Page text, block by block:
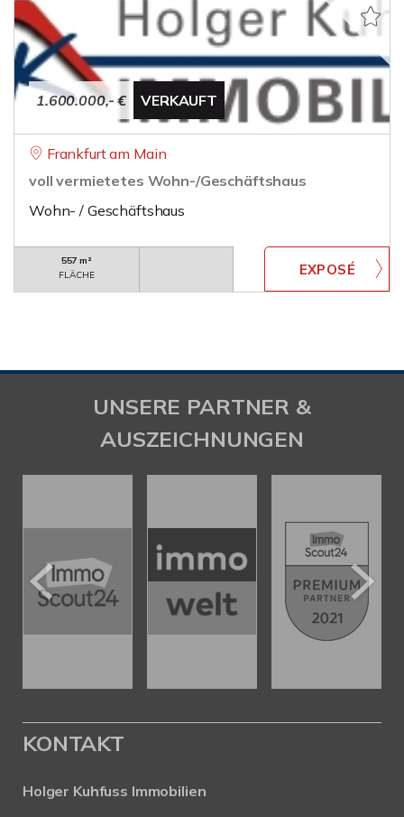
1.600.000,- € VERKAUFT
Frankfurt am Main
voll vermietetes Wohn-/Geschäftshaus
Wohn- / Geschäftshaus
557 m²
FLÄCHE
UNSERE PARTNER &
AUSZEICHNUNGEN
KONTAKT
Holger Kuhfuss Immobilien